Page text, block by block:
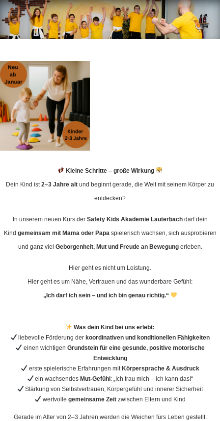
Kleine Schritte – große Wirkung
Dein Kind ist2–3 Jahre alt und beginnt gerade, die Welt mit seinem Körper zu
entdecken?
In unserem neuen Kurs der Safety Kids Akademie Lauterbachdarf dein
Kind gemeinsam mit Mama oder Papaspielerisch wachsen, sich ausprobieren
und ganz viel Geborgenheit, Mut und Freude an Bewegungerleben.
Hier geht es nicht um Leistung.
Hier geht es um Nähe, Vertrauen und das wunderbare Gefühl:
„Ich darf ich sein – und ich bin genau richtig.“
Was dein Kind bei uns erlebt:
liebevolle Förderung der koordinativen und konditionellen Fähigkeiten
einen wichtigen Grundstein für eine gesunde, positive motorische
Entwicklung
erste spielerische Erfahrungen mit Körpersprache & Ausdruck
ein wachsendes Mut-Gefühl : „Ich trau mich – ich kann das!“
Stärkung von Selbstvertrauen, Körpergefühl und innerer Sicherheit
wertvolle gemeinsame Zeitzwischen Eltern und Kind
Gerade im Alter von 2–3 Jahren werden die Weichen fürs Leben gestellt: